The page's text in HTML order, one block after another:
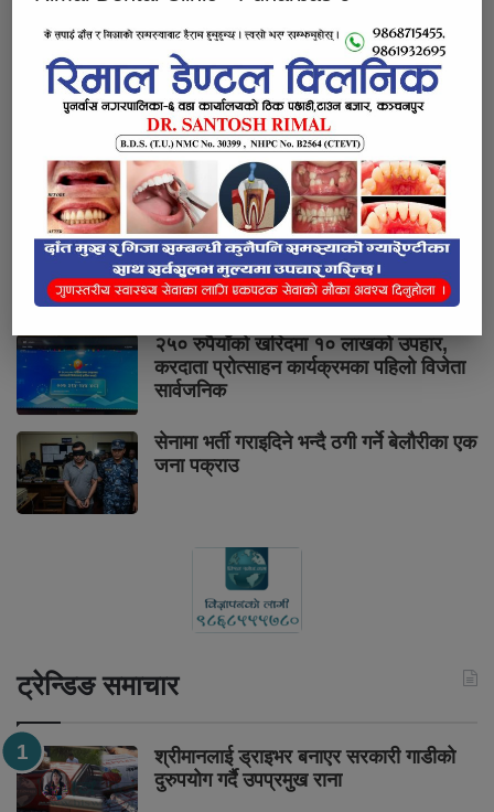
ट्याङ्करबाट पेट्रोल चोरी गरी बिक्री गर्ने सात
जना पक्राउ
सुनचाँदीको मूल्यमा सामान्य वृद्धि
कक्षा १२ को मौका परीक्षाको परीक्षाफल
प्रकाशित
२५० रुपैयाँको खरिदमा १० लाखको उपहार,
करदाता प्रोत्साहन कार्यक्रमका पहिलो विजेता
सार्वजनिक
सेनामा भर्ती गराइदिने भन्दै ठगी गर्ने बेलौरीका एक
जना पक्राउ
ट्रेन्डिङ समाचार
श्रीमानलाई ड्राइभर बनाएर सरकारी गाडीको
दुरुपयोग गर्दै उपप्रमुख राना